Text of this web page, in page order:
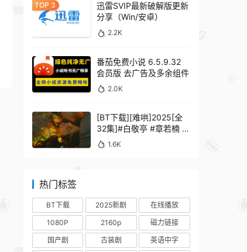
迅雷SVIP最新破解版更新
分享（Win/安卓）
2.2K
番茄免费小说 6.5.9.32
会员版 去广告及多余组件
2.0K
[BT下载][难哄]2025[全
32集]#白敬亭 #章若楠 #
何炅 #秦沛 #鲍起静
1.6K
热门标签
BT下载 2025新剧
在线播放
1080P
2160p
磁力链接
国产剧
古装剧
英语中字